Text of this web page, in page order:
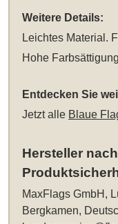
Weitere Details:
Leichtes Material.
Hohe
Entdecken Sie
Jetzt alle Blaue
Hersteller nach
MaxFlags GmbH,
Bergkamen,